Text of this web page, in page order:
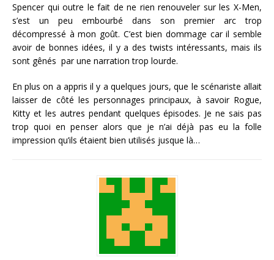
Spencer qui outre le fait de ne rien renouveler sur les X-Men,
s’est un peu embourbé dans son premier arc trop
décompressé à mon goût. C’est bien dommage car il semble
avoir de bonnes idées, il y a des twists intéressants, mais ils
sont gênés par une narration trop lourde.
En plus on a appris il y a quelques jours, que le scénariste allait
laisser de côté les personnages principaux, à savoir Rogue,
Kitty et les autres pendant quelques épisodes. Je ne sais pas
trop quoi en penser alors que je n’ai déjà pas eu la folle
impression qu’ils étaient bien utilisés jusque là…